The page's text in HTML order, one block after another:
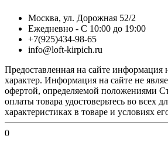
Москва, ул. Дорожная 52/2
Ежедневно - С 10:00 до 19:00
+7(925)434-98-65
info@loft-kirpich.ru
Предоставленная на сайте информация
характер. Информация на сайте не
офертой, определяемой положениями
оплаты товара удостоверьтесь во всех
характеристиках в товаре и условиях
0